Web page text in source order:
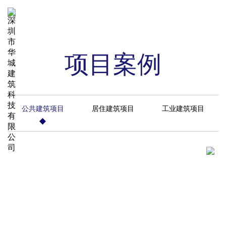
项目案例
公共建筑项目 居住建筑项目 工业建筑项目